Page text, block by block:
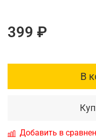
399 ₽
В
Добавить в